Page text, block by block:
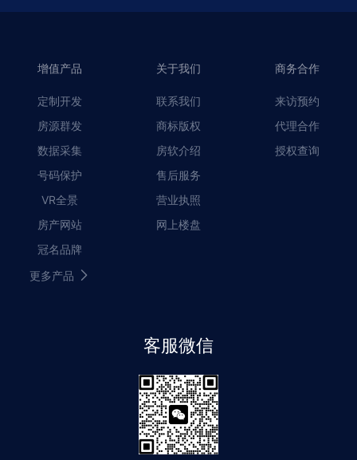
增值产品
定制开发
房源群发
数据采集
号码保护
VR全景
房产网站
冠名品牌
更多产品
关于我们
联系我们
商标版权
房软介绍
售后服务
营业执照
网上楼盘
商务合作
来访预约
代理合作
授权查询
客服微信